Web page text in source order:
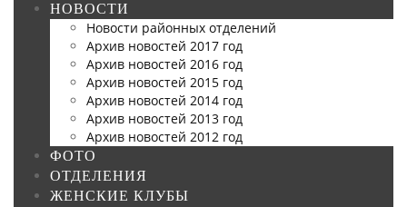
НОВОСТИ
Новости районных отделений
Архив новостей 2017 год
Архив новостей 2016 год
Архив новостей 2015 год
Архив новостей 2014 год
Архив новостей 2013 год
Архив новостей 2012 год
ФОТО
ОТДЕЛЕНИЯ
ЖЕНСКИЕ КЛУБЫ